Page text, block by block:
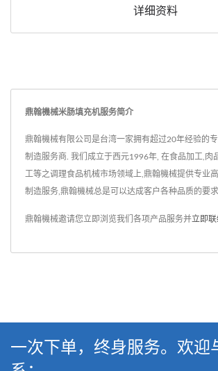
详细资料
鼎翰機械米肠填充机服务简介
鼎翰機械有限公司是台湾一家拥有超过20年经验的
制造服务商. 我们成立于西元1996年, 在食品加工,肉
工等之调理食品机械市场领域上,鼎翰機械提供专业
制造服务,鼎翰機械总是可以达成客户各种品质的要求
鼎翰機械邀请您立即浏览我们各项产品服务并 立即联
一次下单，终身服务。欢迎